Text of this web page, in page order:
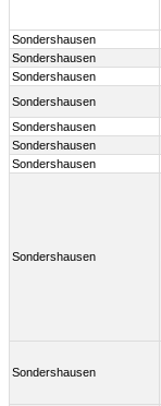
Sondershausen
Sondershausen
Sondershausen
Sondershausen
Sondershausen
Sondershausen
Sondershausen
Sondershausen
Sondershausen